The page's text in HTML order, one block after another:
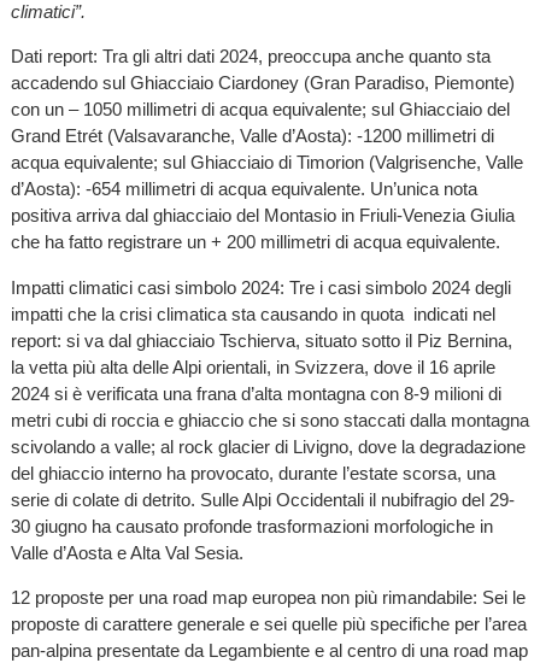
climatici”.
Dati report: Tra gli altri dati 2024, preoccupa anche quanto sta
accadendo sul Ghiacciaio Ciardoney (Gran Paradiso, Piemonte)
con un – 1050 millimetri di acqua equivalente; sul Ghiacciaio del
Grand Etrét (Valsavaranche, Valle d’Aosta): -1200 millimetri di
acqua equivalente; sul Ghiacciaio di Timorion (Valgrisenche, Valle
d’Aosta): -654 millimetri di acqua equivalente. Un’unica nota
positiva arriva dal ghiacciaio del Montasio in Friuli-Venezia Giulia
che ha fatto registrare un + 200 millimetri di acqua equivalente.
Impatti climatici casi simbolo 2024: Tre i casi simbolo 2024 degli
impatti che la crisi climatica sta causando in quota indicati nel
report: si va dal ghiacciaio Tschierva, situato sotto il Piz Bernina,
la vetta più alta delle Alpi orientali, in Svizzera, dove il 16 aprile
2024 si è verificata una frana d’alta montagna con 8-9 milioni di
metri cubi di roccia e ghiaccio che si sono staccati dalla montagna
scivolando a valle; al rock glacier di Livigno, dove la degradazione
del ghiaccio interno ha provocato, durante l’estate scorsa, una
serie di colate di detrito. Sulle Alpi Occidentali il nubifragio del 29-
30 giugno ha causato profonde trasformazioni morfologiche in
Valle d’Aosta e Alta Val Sesia.
12 proposte per una road map europea non più rimandabile: Sei le
proposte di carattere generale e sei quelle più specifiche per l’area
pan-alpina presentate da Legambiente e al centro di una road map